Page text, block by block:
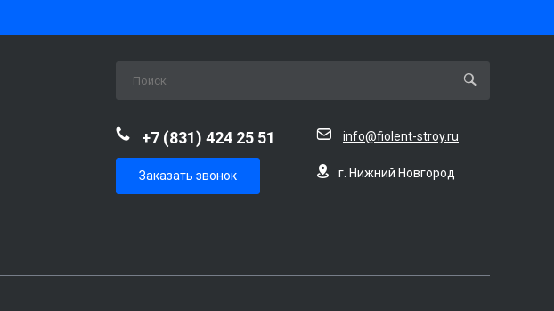
+7 (831) 424 25 51
Заказать звонок
info@fiolent-stroy.ru
г. Нижний Новгород